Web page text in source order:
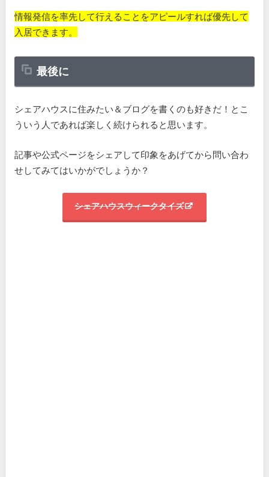
情報発信を率先して行えることをアピールすれば優先して
入居できます。
最後に
シェアハウスに住みたい＆ブログを書くのも好きだ！とこ
ういう人であれば楽しく続けられると思います。
記事や公式ページをシェアして印象をあげてから問い合わ
せしてみてはいかがでしょうか？
シェアハウスウィークタイズ